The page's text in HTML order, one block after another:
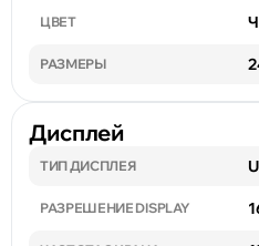
ЦВЕТ
РАЗМЕРЫ
Дисплей
ТИП ДИСПЛЕЯ
РАЗРЕШЕНИЕ DISPLAY